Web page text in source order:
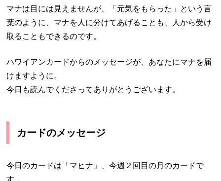
マナは目には見えませんが、「元気をもらった」という言
葉のように、マナを人に分けてあげることも、人から受け
取ることもできるのです。
ハワイアンカードからのメッセージが、あなたにマナを届
けますように。
今日も読んでくださってありがとうございます。
カードのメッセージ
今日のカードは「マヒナ」、今週２回目の月のカードで